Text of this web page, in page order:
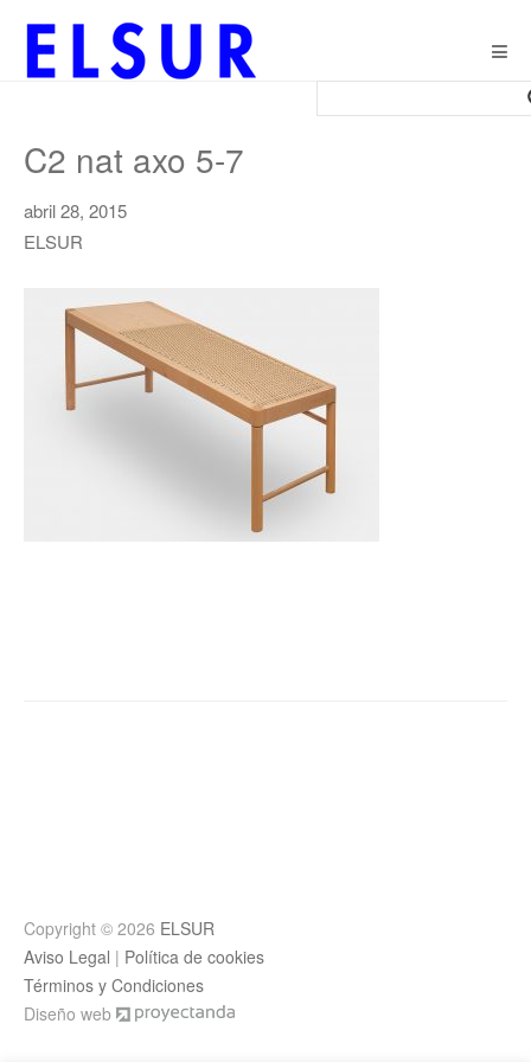
C2 nat axo 5-7
abril 28, 2015
ELSUR
Copyright © 2026 ELSUR
Aviso Legal | Política de cookies
Términos y Condiciones
Diseño web